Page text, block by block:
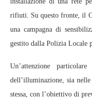
rifiuti. Su questo fronte, il
una campagna di
gestito dalla Polizia Locale
Un’attenzione
dell’illuminazione, sia
stessa, con l’obiettivo di